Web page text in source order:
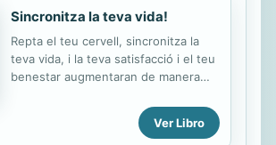
Sincronitza la teva vida!
Repta el teu cervell, sincronitza la
teva vida, i la teva satisfacció i el teu
benestar augmentaran de manera
molt amb el seu client perquè li va dir
que no se sentia còmode portant el
Ver Libro